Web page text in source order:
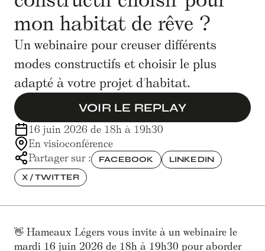
mon habitat de rêve ?
Un webinaire pour creuser différents
modes constructifs et choisir le plus
adapté à votre projet d'habitat.
VOIR LE REPLAY
16 juin 2026 de 18h à 19h30
En visioconférence
Partager sur :
FACEBOOK
LINKEDIN
X / TWITTER
👋 Hameaux Légers vous invite à un webinaire le
mardi 16 juin 2026 de 18h à 19h30 pour aborder